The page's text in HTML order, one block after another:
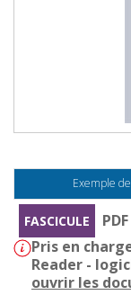
Exemple
FASCICULE
PDF
Pris en
Reader -
ouvrir les